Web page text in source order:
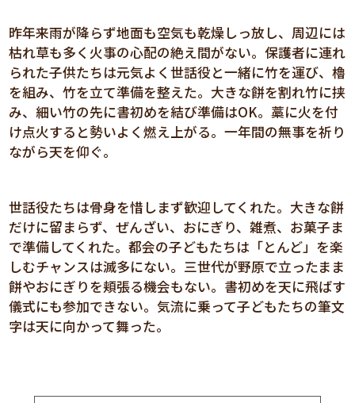
昨年来雨が降らず地面も空気も乾燥しっ放し、周辺には
枯れ草も多く火事の心配の絶え間がない。保護者に連れ
られた子供たちは元気よく世話役と一緒に竹を運び、櫓
を組み、竹を立て準備を整えた。大きな餅を割れ竹に挟
み、細い竹の先に書初めを結び準備はOK。藁に火を付
け点火すると勢いよく燃え上がる。一年間の無事を祈り
ながら天を仰ぐ。
世話役たちは骨身を惜しまず歓迎してくれた。大きな餅
だけに留まらず、ぜんざい、おにぎり、雑煮、お菓子ま
で準備してくれた。都会の子どもたちは「とんど」を楽
しむチャンスは滅多にない。三世代が野原で立ったまま
餅やおにぎりを頬張る機会もない。書初めを天に飛ばす
儀式にも参加できない。気流に乗って子どもたちの筆文
字は天に向かって舞った。